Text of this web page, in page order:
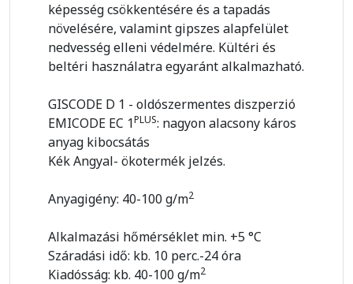
képesség csökkentésére és a tapadás
növelésére, valamint gipszes alapfelület
nedvesség elleni védelmére. Kültéri és
beltéri használatra egyaránt alkalmazható.
GISCODE D 1 - oldószermentes diszperzió
EMICODE EC 1PLUS: nagyon alacsony káros
anyag kibocsátás
Kék Angyal- ökotermék jelzés.
Anyagigény: 40-100 g/m2
Alkalmazási hőmérséklet min. +5 °C
Száradási idő: kb. 10 perc.-24 óra
Kiadósság: kb. 40-100 g/m2